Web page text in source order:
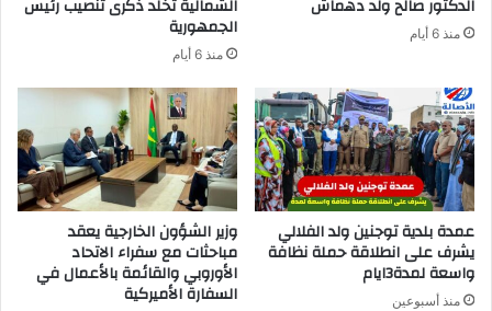
الدكتور صالح ولد دهماش
منذ 6 أيام
الشمالية تخلد ذكرى تنصيب رئيس
الجمهورية
منذ 6 أيام
عمدة بلدية توجنين ولد الفلالي
يشرف على انطلاقة حملة نظافة
واسعة لمدة3ايام
منذ أسبوعين
وزير الشؤون الخارجية يعقد
مباحثات مع سفراء الاتحاد
الأوروبي والقائمة بالأعمال في
السفارة الأميركية